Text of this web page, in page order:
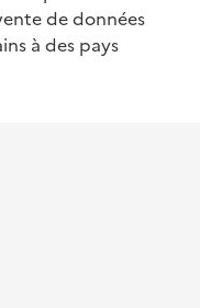
de données
à des pays